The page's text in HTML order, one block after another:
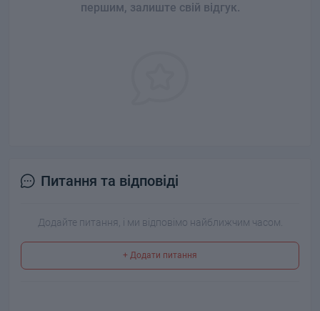
першим, залиште свій відгук.
Питання та відповіді
Додайте питання, і ми відповімо найближчим часом.
+ Додати питання